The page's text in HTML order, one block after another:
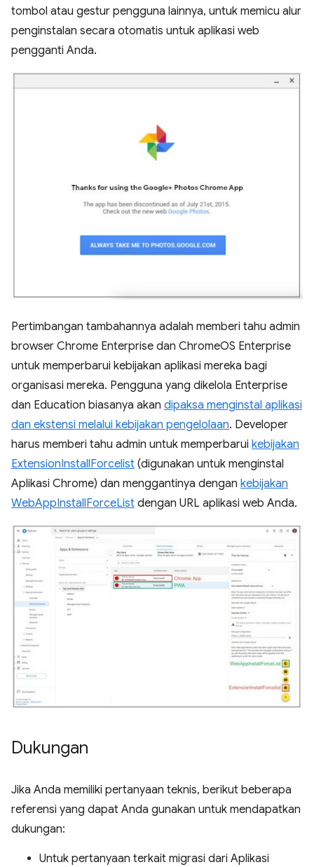
tombol atau gestur pengguna lainnya, untuk memicu alur
penginstalan secara otomatis untuk aplikasi web
pengganti Anda.
Pertimbangan tambahannya adalah memberi tahu admin
browser Chrome Enterprise dan ChromeOS Enterprise
untuk memperbarui kebijakan aplikasi mereka bagi
organisasi mereka. Pengguna yang dikelola Enterprise
dan Education biasanya akan dipaksa menginstal aplikasi
dan ekstensi melalui kebijakan pengelolaan. Developer
harus memberi tahu admin untuk memperbarui kebijakan
ExtensionInstallForcelist (digunakan untuk menginstal
Aplikasi Chrome) dan menggantinya dengan kebijakan
WebAppInstallForceList dengan URL aplikasi web Anda.
Dukungan
Jika Anda memiliki pertanyaan teknis, berikut beberapa
referensi yang dapat Anda gunakan untuk mendapatkan
dukungan:
Untuk pertanyaan terkait migrasi dari Aplikasi